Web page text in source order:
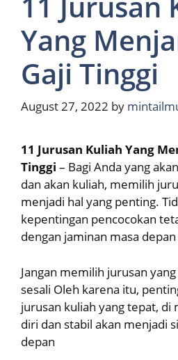
Yang
Gaji Tinggi
August 27, 2022 by
11 Jurusan Kuliah Yang
Tinggi – Bagi Anda yang
dan akan kuliah, memilih
menjadi hal yang penting.
kepentingan pencocokan
dengan jaminan masa depan
Jangan memilih jurusan
sesali Oleh karena itu,
jurusan kuliah yang tepat, di
diri dan stabil akan menjadi
depan